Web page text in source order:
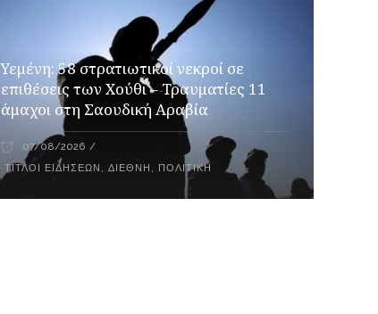
Υεμένη: 58 στρατιωτικοί νεκροί σε
επιθέσεις των Χούθι – Τραυματίες 11
άμαχοι στη Σαουδική Αραβία
07/08/2026
ΤΊΤΛΟΙ ΕΙΔΉΣΕΩΝ ,ΔΙΕΘΝΉ , ΠΟΛΙΤΙΚΉ